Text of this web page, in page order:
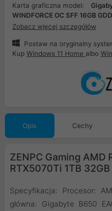
Karta graficzna model:
WINDFORCE OC SFF 16GB
Zobacz więcej szczegółów
Postaw na oryginalny
Kup Windows 11 Home albo
Opis Cechy
ZENPC Gaming AMD
RTX5070Ti 1TB
Specyfikacja: Procesor:
główna: Gigabyte B650